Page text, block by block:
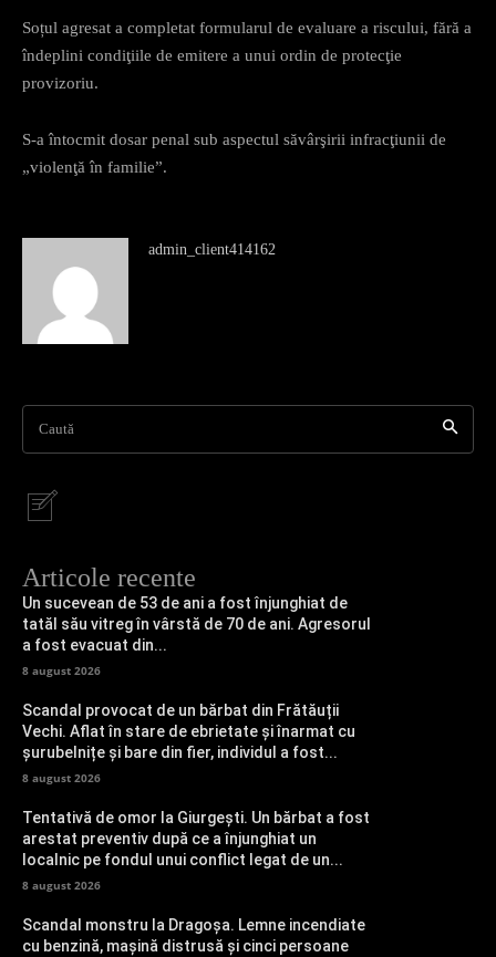
Soțul agresat a completat formularul de evaluare a riscului, fără a
îndeplini condiţiile de emitere a unui ordin de protecţie
provizoriu.
S-a întocmit dosar penal sub aspectul săvârşirii infracţiunii de
„violenţă în familie”.
admin_client414162
Caută
Articole recente
Un sucevean de 53 de ani a fost înjunghiat de
tatăl său vitreg în vârstă de 70 de ani. Agresorul
a fost evacuat din...
8 august 2026
Scandal provocat de un bărbat din Frătăuții
Vechi. Aflat în stare de ebrietate și înarmat cu
șurubelnițe și bare din fier, individul a fost...
8 august 2026
Tentativă de omor la Giurgești. Un bărbat a fost
arestat preventiv după ce a înjunghiat un
localnic pe fondul unui conflict legat de un...
8 august 2026
Scandal monstru la Dragoșa. Lemne incendiate
cu benzină, mașină distrusă și cinci persoane